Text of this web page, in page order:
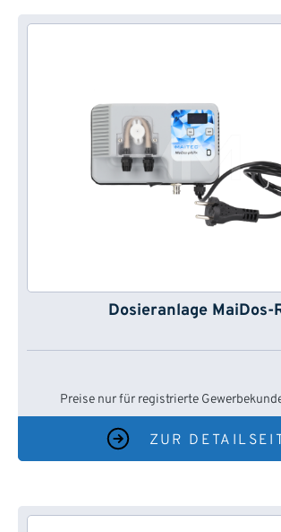
Dosieranlage MaiDos-
Preise nur für registrierte
ZUR